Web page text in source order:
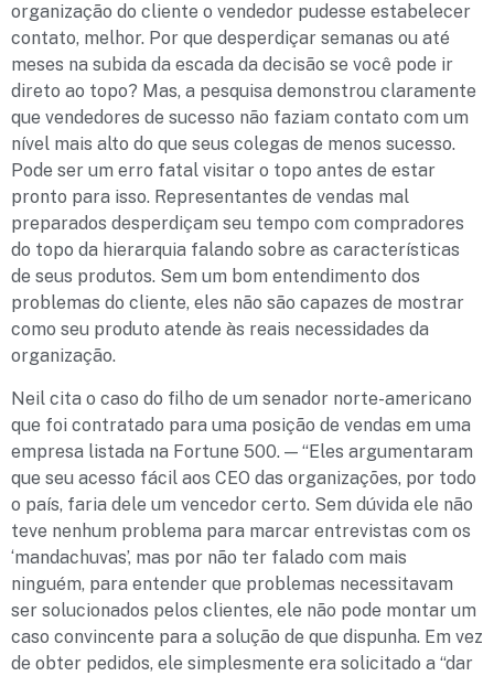
organização do cliente o vendedor pudesse estabelecer
contato, melhor. Por que desperdiçar semanas ou até
meses na subida da escada da decisão se você pode ir
direto ao topo? Mas, a pesquisa demonstrou claramente
que vendedores de sucesso não faziam contato com um
nível mais alto do que seus colegas de menos sucesso.
Pode ser um erro fatal visitar o topo antes de estar
pronto para isso. Representantes de vendas mal
preparados desperdiçam seu tempo com compradores
do topo da hierarquia falando sobre as características
de seus produtos. Sem um bom entendimento dos
problemas do cliente, eles não são capazes de mostrar
como seu produto atende às reais necessidades da
organização.
Neil cita o caso do filho de um senador norte-americano
que foi contratado para uma posição de vendas em uma
empresa listada na Fortune 500. — “Eles argumentaram
que seu acesso fácil aos CEO das organizações, por todo
o país, faria dele um vencedor certo. Sem dúvida ele não
teve nenhum problema para marcar entrevistas com os
‘mandachuvas’, mas por não ter falado com mais
ninguém, para entender que problemas necessitavam
ser solucionados pelos clientes, ele não pode montar um
caso convincente para a solução de que dispunha. Em vez
de obter pedidos, ele simplesmente era solicitado a “dar